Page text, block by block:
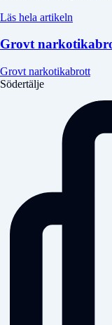
Läs hela artikeln
Grovt
Grovt narkotikabrott
Södertälje